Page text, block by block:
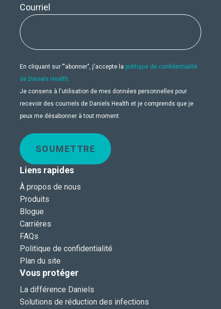
Courriel
En cliquant sur "'abonner", j'accepte la politique de confidentialité
de Daniels Health.
Je consens à l'utilisation de mes données personnelles pour
recevoir des courriels de Daniels Health et je comprends que je
peux me désabonner à tout moment.
SOUMETTRE
Liens rapides
À propos de nous
Produits
Blogue
Carrières
FAQs
Politique de confidentialité
Plan du site
Vous protéger
La différence Daniels
Solutions de réduction des infections